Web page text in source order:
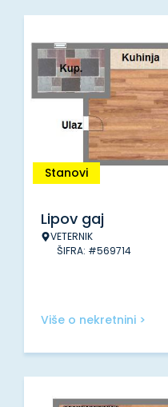
Stanovi
Lipov gaj
VETERNIK
ŠIFRA: #569714
Više o nekretnini >